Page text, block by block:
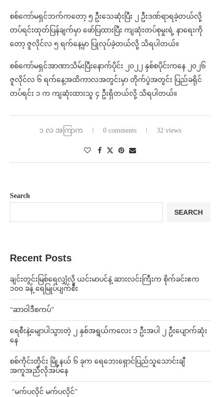
စစ်ကော်မရှင်ဘက်ကတော့ ၅ ဦးသေဆုံးပြီး ၂ ဦးဒဏ်ရာရခဲ့တယ်လို့
တပ်ရင်းထုတ်ပြန်ချက်မှာ ဖော်ပြထားပြီး ကျဆုံးတပ်စုမှုးရဲ့ နာရေးကို
တော့ ဇူလိုင်လ ၅ ရက်နေ့မှာ ပြုလုပ်ခဲ့တယ်လို့ သိရပါတယ်။
စစ်ကော်မရှင်အာဏာသိမ်းပြီးနောက်ပိုင်း ၂၀၂၂ နှစ်စပိုင်းကနေ ၂၀၂၆
ဇူလိုင်လ ၆ ရက်နေ့အထိကာလအတွင်းမှာ တိုက်ပွဲအတွင်း ပြည်ခရိုင်
တပ်ရင်း ၁ က ကျဆုံးထားသူ ၄ ဦးရှိတယ်လို့ သိရပါတယ်။
၁ လ အကြာက 0 comments 32 views
Search
SEARCH
Recent Posts
ချင်းတွင်းမြစ်ရေလျှံလို့ ယင်းမာပင်နဲ့ ဆားလင်းကြီးက စိုက်ခင်းဧက
၁၀၀ ခန့် ရေမြုပ်ပျက်စီး
“ဆာဝါဒီစကပ်”
ရေစီးနဲ့မျောပါသွားတဲ့ ၂ နှစ်အရွယ်ကလေး ၁ ဦးအပါ ၂ ဦးပျောက်ဆုံး
နေ
စစ်ကိုင်းတိုင်း မြို့နယ် ၆ ခုက ရေဘေးရှောင်ပြည်သူသောင်းချီ
အကူအညီလိုအပ်နေ
⁨ ⁨“မက်ပလိုင် မက်ပလိုင်”